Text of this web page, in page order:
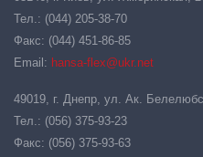
Тел.: (044) 205-38-70
Факс: (044) 451-86-85
Email: hansa-flex@ukr.net
49019, г. Днепр, ул. Ак.
Тел.: (056) 375-93-23
Факс: (056) 375-93-63